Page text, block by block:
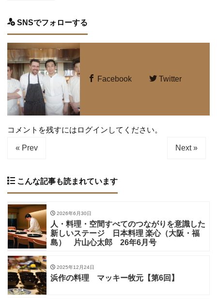
SNSでフォローする
Facebook Twitter
コメントを残すにはログインしてください。
« Prev Next »
こんな記事も読まれています
2026年6月30日
人・料理・空間すべてのつながりを意識した
新しいステージ 日本料理 楽心（大阪・福
島） 片山心太郎 26年6月号
2025年12月24日
浜作の料理 マッキー牧元【第6回】